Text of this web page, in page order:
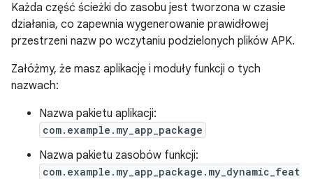
Każda część ścieżki do zasobu jest tworzona w czasie
działania, co zapewnia wygenerowanie prawidłowej
przestrzeni nazw po wczytaniu podzielonych plików APK.
Załóżmy, że masz aplikację i moduły funkcji o tych
nazwach:
Nazwa pakietu aplikacji:
com.example.my_app_package
Nazwa pakietu zasobów funkcji:
com.example.my_app_package.my_dynamic_feat